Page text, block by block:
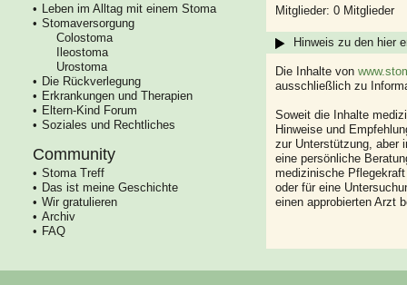
Leben im Alltag mit einem Stoma
Stomaversorgung
Colostoma
Ileostoma
Urostoma
Die Rückverlegung
Erkrankungen und Therapien
Eltern-Kind Forum
Soziales und Rechtliches
Community
Stoma Treff
Das ist meine Geschichte
Wir gratulieren
Archiv
FAQ
Mitglieder: 0 Mitglieder
Hinweis zu den hier
Die Inhalte von
ausschließlich zu
Soweit die Inhalte
Hinweise und
zur Unterstützung, aber
eine persönliche
medizinische
oder für eine
einen approbierten Arzt